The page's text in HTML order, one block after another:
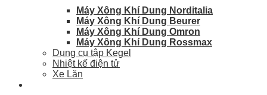
Máy Xông Khí Dung Norditalia
Máy Xông Khí Dung Beurer
Máy Xông Khí Dung Omron
Máy Xông Khí Dung Rossmax
Dụng cụ tập Kegel
Nhiệt kế điện tử
Xe Lăn